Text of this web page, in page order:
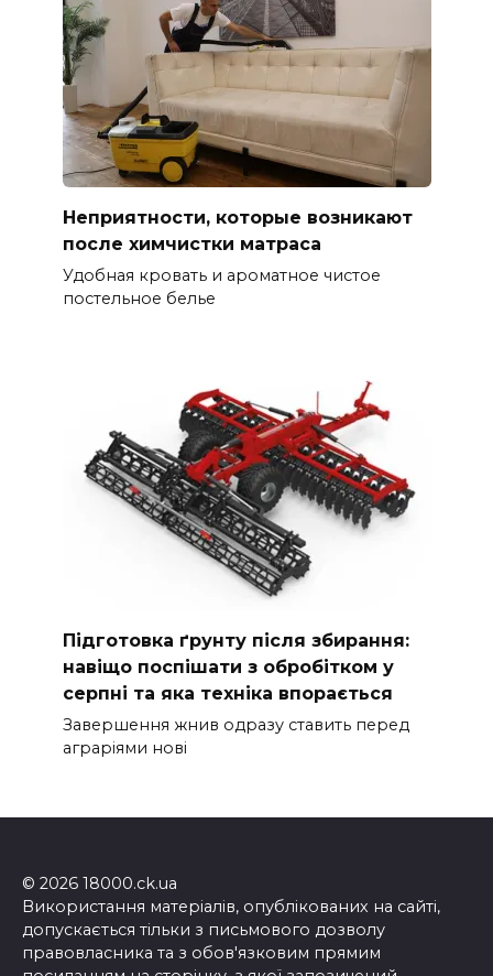
Неприятности, которые возникают
после химчистки матраса
Удобная кровать и ароматное чистое
постельное белье
Підготовка ґрунту після збирання:
навіщо поспішати з обробітком у
серпні та яка техніка впорається
Завершення жнив одразу ставить перед
аграріями нові
© 2026 18000.ck.ua
Використання матеріалів, опублікованих на сайті,
допускається тільки з письмового дозволу
правовласника та з обов'язковим прямим